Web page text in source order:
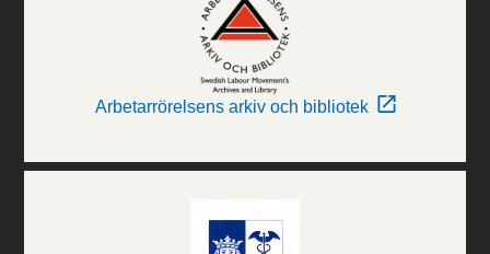
Arbetarrörelsens arkiv och bibliotek